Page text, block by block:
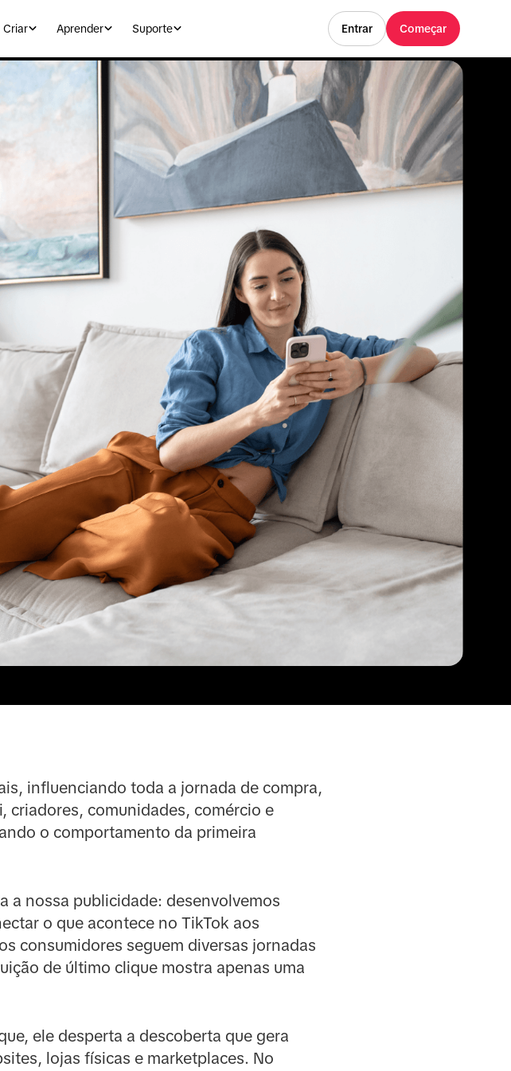
Criar Aprender Suporte Entrar Começar
influenciando toda a jornada de compra,
criadores, comunidades, comércio e
o comportamento da primeira
a nossa publicidade: desenvolvemos
o que acontece no TikTok aos
consumidores seguem diversas jornadas
de último clique mostra apenas uma
ele desperta a descoberta que gera
lojas físicas e marketplaces. No